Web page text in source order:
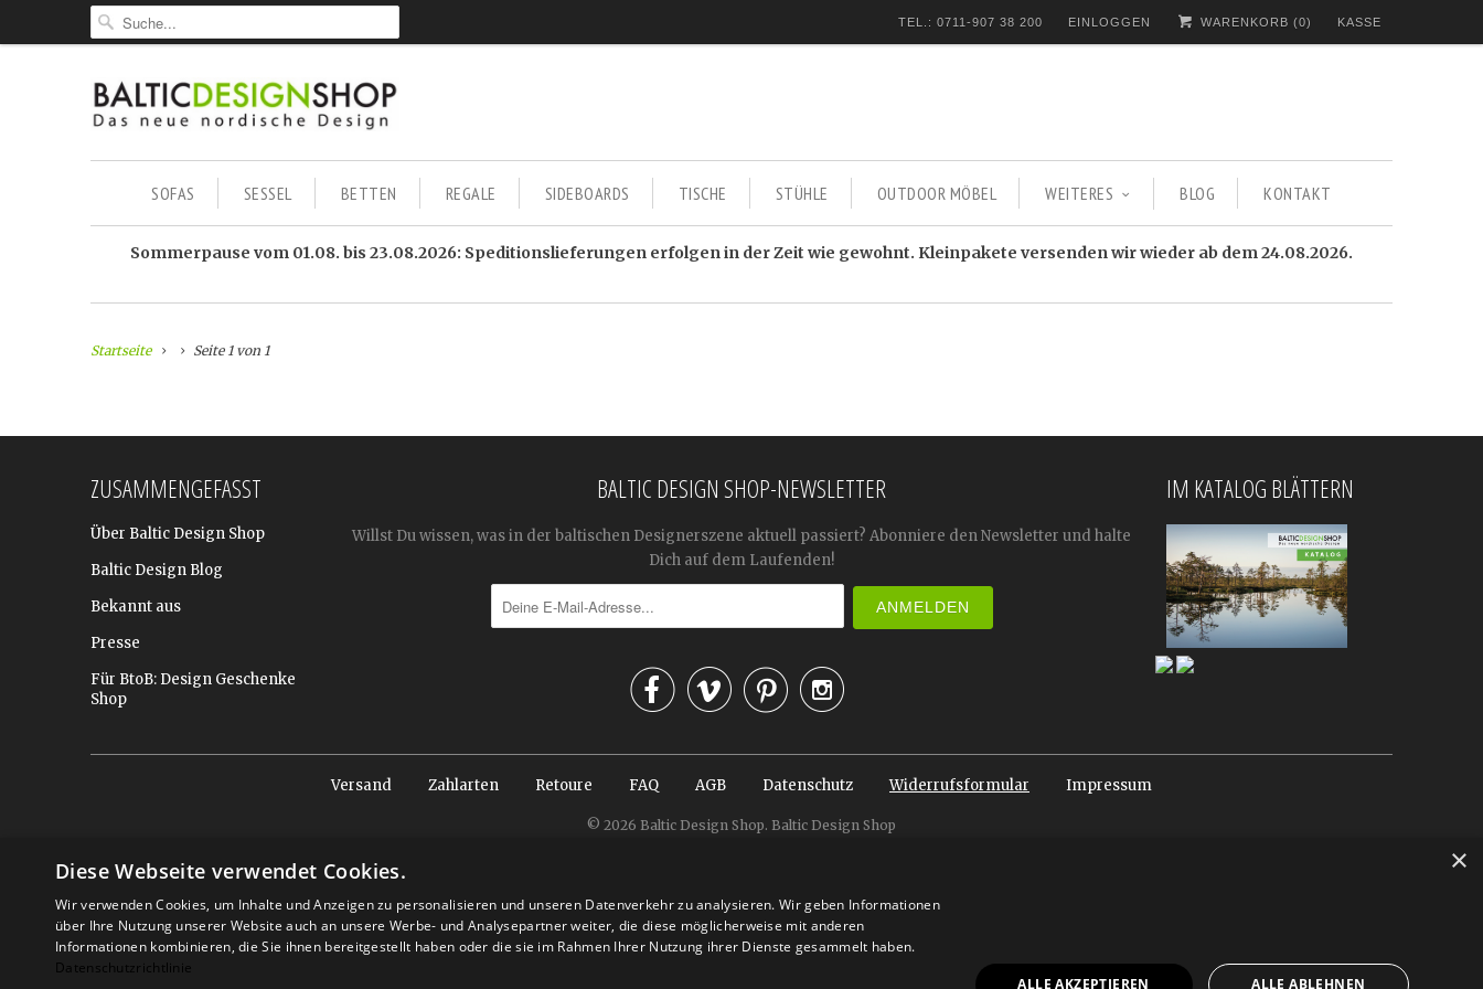
TEL.: 0711-907 38 200 EINLOGGEN WARENKORB (0) KASSE
SOFAS SESSEL BETTEN REGALE SIDEBOARDS TISCHE STÜHLE OUTDOOR MÖBEL WEITERES BLOG KONTAKT
Sommerpause vom 01.08. bis 23.08.2026: Speditionslieferungen erfolgen in der Zeit wie gewohnt. Kleinpakete versenden wir wieder ab dem 24.08.2026.
Startseite Seite 1 von 1
ZUSAMMENGEFASST
Über Baltic Design Shop
Baltic Design Blog
Bekannt aus
Presse
Für BtoB: Design Geschenke
Shop
BALTIC DESIGN SHOP-NEWSLETTER
Willst Du wissen, was in der baltischen Designerszene aktuell passiert? Abonniere den Newsletter und halte
Dich auf dem Laufenden!

IM KATALOG BLÄTTERN
Versand Zahlarten Retoure FAQ AGB Datenschutz Widerrufsformular Impressum
© 2026 Baltic Design Shop. Baltic Design Shop
×
Diese Webseite verwendet Cookies.
Wir verwenden Cookies, um Inhalte und Anzeigen zu personalisieren und unseren Datenverkehr zu analysieren. Wir geben Informationen
über Ihre Nutzung unserer Website auch an unsere Werbe- und Analysepartner weiter, die diese möglicherweise mit anderen
Informationen kombinieren, die Sie ihnen bereitgestellt haben oder die sie im Rahmen Ihrer Nutzung ihrer Dienste gesammelt haben.
Datenschutzrichtlinie
ALLE AKZEPTIEREN
ALLE ABLEHNEN